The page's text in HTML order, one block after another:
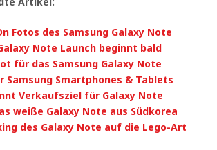
Fotos des Samsung Galaxy Note
Note Launch beginnt bald
für das Samsung Galaxy Note
Samsung Smartphones & Tablets
Verkaufsziel für Galaxy Note
weiße Galaxy Note aus Südkorea
des Galaxy Note auf die Lego-Art